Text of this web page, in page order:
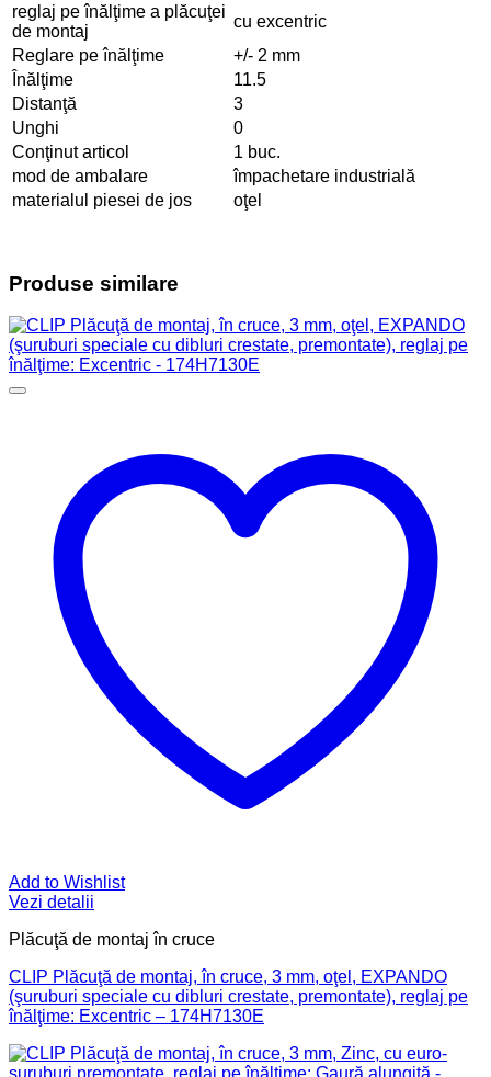
reglaj pe înălţime a plăcuţei
de montaj
cu excentric
Reglare pe înălţime
+/- 2 mm
Înălţime
11.5
Distanţă
3
Unghi
0
Conţinut articol
1 buc.
mod de ambalare
împachetare industrială
materialul piesei de jos
oţel
Produse similare
Add to Wishlist
Vezi detalii
Plăcuţă de montaj în cruce
CLIP Plăcuţă de montaj, în cruce, 3 mm, oţel, EXPANDO
(şuruburi speciale cu dibluri crestate, premontate), reglaj pe
înălţime: Excentric – 174H7130E